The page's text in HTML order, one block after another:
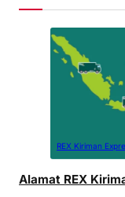
REX Kiriman
Alamat REX